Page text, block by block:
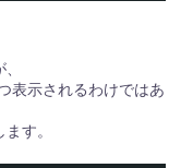
表示されるわけではあ
す。